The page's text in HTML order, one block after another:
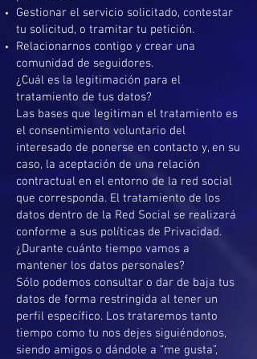
Gestionar el servicio solicitado, contestar
tu solicitud, o tramitar tu petición.
Relacionarnos contigo y crear una
comunidad de seguidores.
¿Cuál es la legitimación para el
tratamiento de tus datos?
Las bases que legitiman el tratamiento es
el consentimiento voluntario del
interesado de ponerse en contacto y, en su
caso, la aceptación de una relación
contractual en el entorno de la red social
que corresponda. El tratamiento de los
datos dentro de la Red Social se realizará
conforme a sus políticas de Privacidad.
¿Durante cuánto tiempo vamos a
mantener los datos personales?
Sólo podemos consultar o dar de baja tus
datos de forma restringida al tener un
perfil específico. Los trataremos tanto
tiempo como tu nos dejes siguiéndonos,
siendo amigos o dándole a “me gusta”,